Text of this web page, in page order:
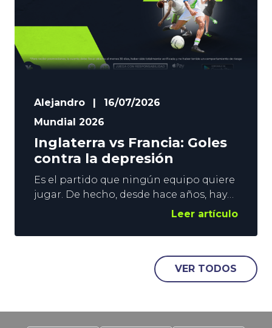
Alejandro
16/07/2026
Mundial 2026
Inglaterra vs Francia: Goles
contra la depresión
Es el partido que ningún equipo quiere
jugar. De hecho, desde hace años, hay
voces que abogan por su desaparición.
Consolación. Sin embargo, sigue
vigente y, no nos confundamos, estos
duelos suelen dejar espectáculo, y
goles. Es justo en estos parámetros en
Leer artículo
VER TODOS